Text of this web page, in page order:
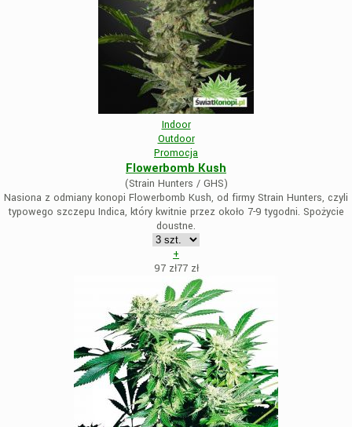
Indoor
Outdoor
Promocja
Flowerbomb Kush
(Strain Hunters / GHS)
Nasiona z odmiany konopi Flowerbomb Kush, od firmy Strain Hunters, czyli
typowego szczepu Indica, który kwitnie przez około 7-9 tygodni. Spożycie
doustne.
+
97 zł77zł